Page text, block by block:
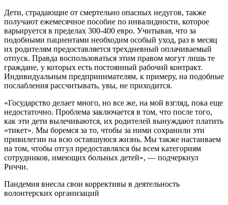
Дети, страдающие от смертельно опасных недугов, также
получают ежемесячное пособие по инвалидности, которое
варьируется в пределах 300-400 евро. Учитывая, что за
подобными пациентами необходим особый уход, раз в месяц
их родителям предоставляется трехдневный оплачиваемый
отпуск. Правда воспользоваться этим правом могут лишь те
граждане, у которых есть постоянный рабочий контракт.
Индивидуальным предпринимателям, к примеру, на подобные
послабления рассчитывать, увы, не приходится.
«Государство делает много, но все же, на мой взгляд, пока еще
недостаточно. Проблема заключается в том, что после того,
как эти дети вылечиваются, их родителей вынуждают платить
«тикет». Мы боремся за то, чтобы за ними сохранили эти
привилегии на всю оставшуюся жизнь. Мы также настаиваем
на том, чтобы отгул предоставлялся бы всем категориям
сотрудников, имеющих больных детей», — подчеркнул
Риччи.
Пандемия внесла свои коррективы в деятельность
волонтерских организаций